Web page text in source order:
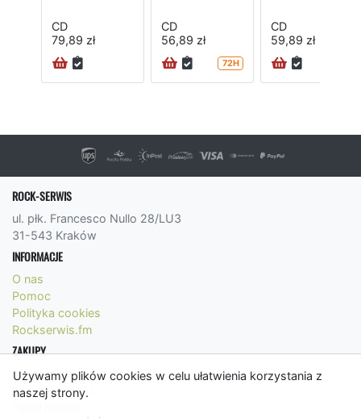
Używamy plików cookies w celu ułatwienia korzystania z
naszej strony.
CD
79,89 zł
CD
56,89 zł
72H
CD
59,89 zł
ROCK-SERWIS
ul. płk. Francesco Nullo 28/LU3
31-543 Kraków
INFORMACJE
O nas
Pomoc
Polityka cookies
Rockserwis.fm
ZAKUPY
Formy płatności
Koszty wysyłki